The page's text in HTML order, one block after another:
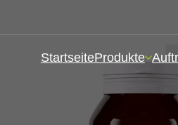
StartseiteProdukte